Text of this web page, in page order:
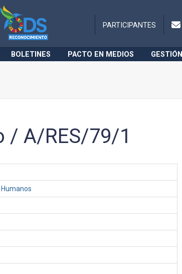
PARTICIPANTES
BOLETINES PACTO EN MEDIOS
/ A/RES/79/1